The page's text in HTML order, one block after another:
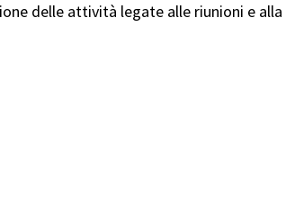
delle attività legate alle riunioni e alla